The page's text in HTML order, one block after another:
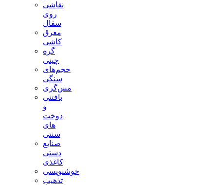
نقاشی
روی
سفال
معرق
کاشی
گره
چینی
حجم‌های
سنگی
مس‌گری
بافتنی‌
و
دوخت
های
سنتی
صنایع
دستی
کاغذی
خوشنویسی
تذهیب